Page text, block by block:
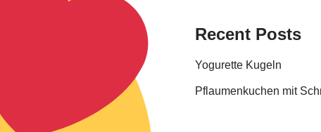
Recent Posts
Yogurette Kugeln
Pflaumenkuchen mit